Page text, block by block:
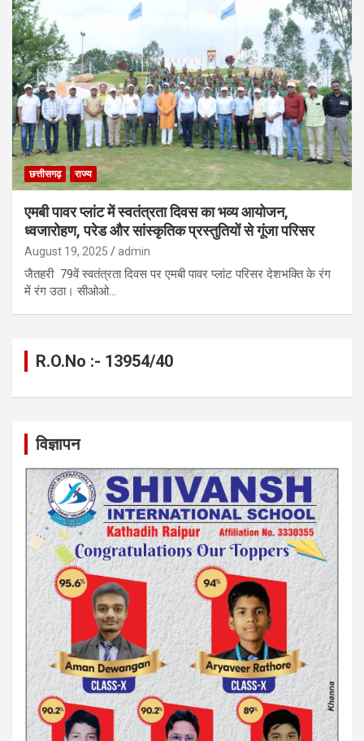
छत्तीसगढ़ राज्य
एमबी पावर प्लांट में स्वतंत्रता दिवस का भव्य आयोजन,
ध्वजारोहण, परेड और सांस्कृतिक प्रस्तुतियों से गूंजा परिसर
August 19, 2025 admin
जैतहरी 79वें स्वतंत्रता दिवस पर एमबी पावर प्लांट परिसर देशभक्ति के रंग
में रंग उठा। सीओओ…
R.O.No :- 13954/40
विज्ञापन